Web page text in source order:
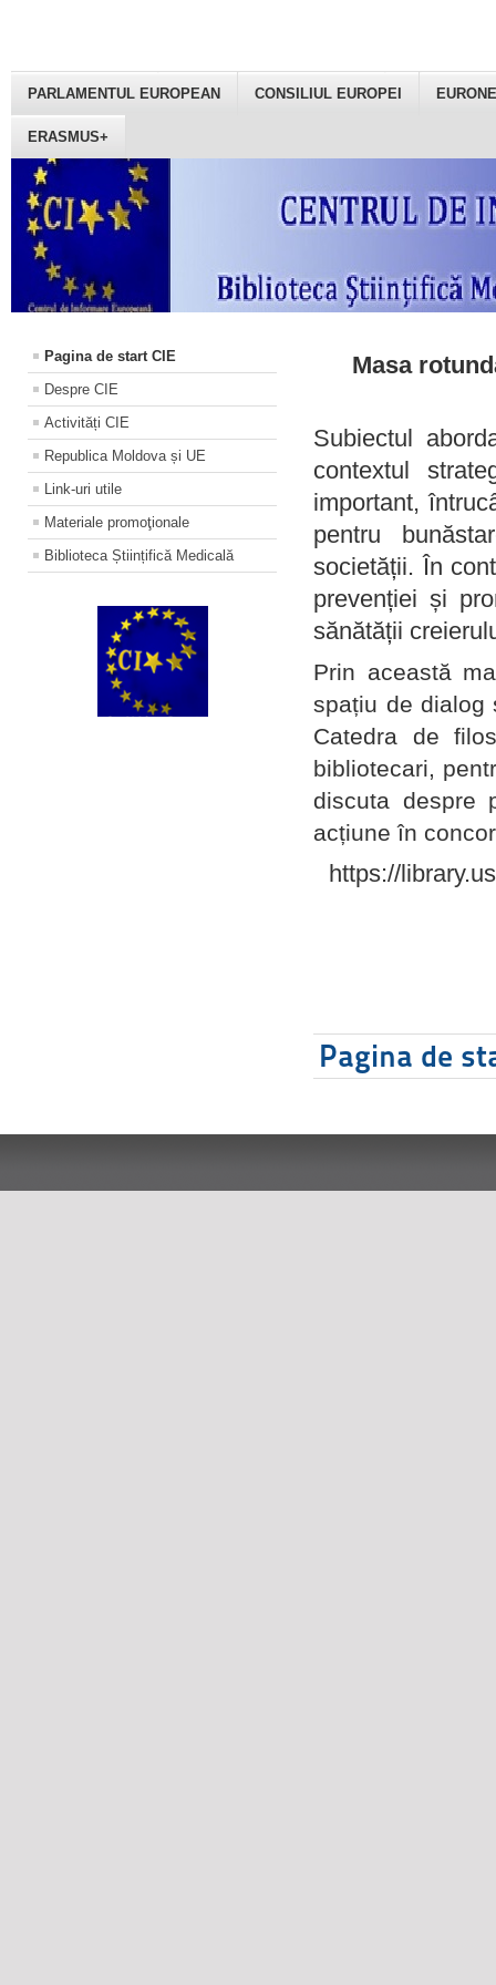
PARLAMENTUL EUROPEAN CONSILIUL EUROPEI
ERASMUS+
Pagina de start CIE
Despre CIE
Activități CIE
Republica Moldova și UE
Link-uri utile
Materiale promoţionale
Biblioteca Științifică Medicală
Masa
Subiectul
contextul
important,
pentru
societății. În
prevenției și
sănătății
Prin această
spațiu de dialog
Catedra de
bibliotecari,
discuta despre
acțiune în
https://
Pagina de